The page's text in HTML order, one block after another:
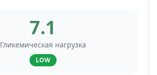
7.1
Гликемическая нагрузка
LOW